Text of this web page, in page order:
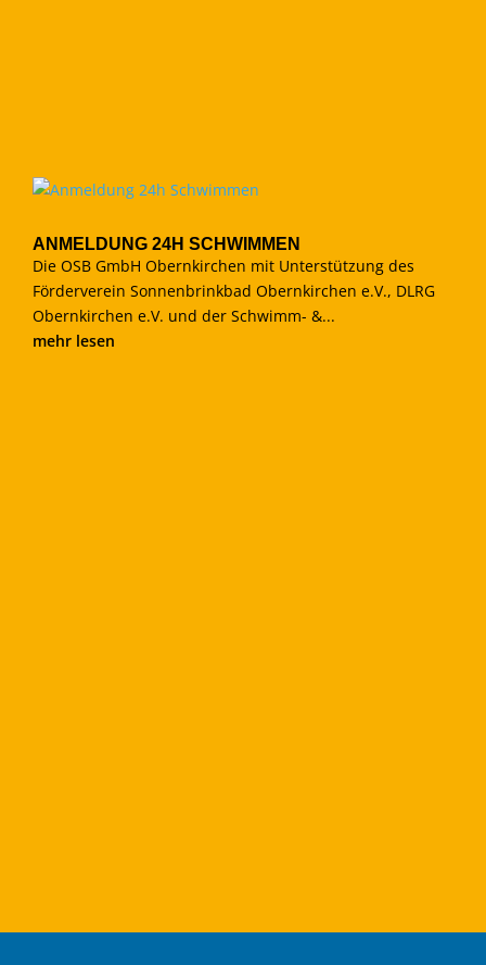
ANMELDUNG 24H SCHWIMMEN
Die OSB GmbH Obernkirchen mit Unterstützung des
Förderverein Sonnenbrinkbad Obernkirchen e.V., DLRG
Obernkirchen e.V. und der Schwimm- &...
mehr lesen